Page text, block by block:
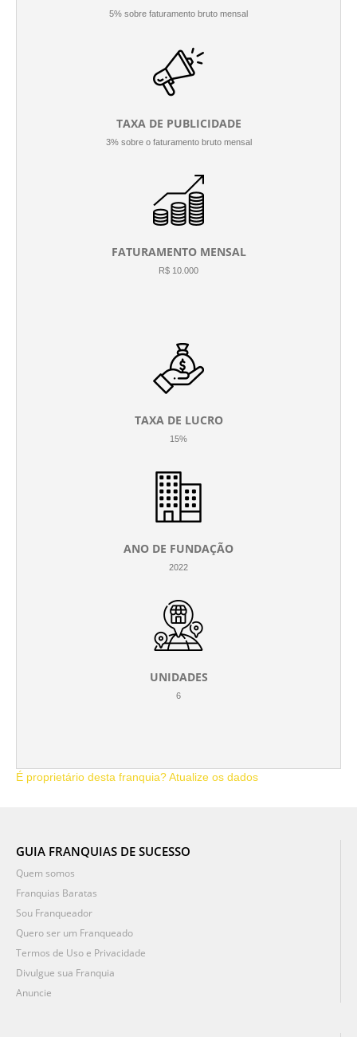
5% sobre faturamento bruto mensal
TAXA DE PUBLICIDADE
3% sobre o faturamento bruto mensal
FATURAMENTO MENSAL
R$ 10.000
TAXA DE LUCRO
15%
ANO DE FUNDAÇÃO
2022
UNIDADES
6
É proprietário desta franquia? Atualize os dados
GUIA FRANQUIAS DE SUCESSO
Quem somos
Franquias Baratas
Sou Franqueador
Quero ser um Franqueado
Termos de Uso e Privacidade
Divulgue sua Franquia
Anuncie